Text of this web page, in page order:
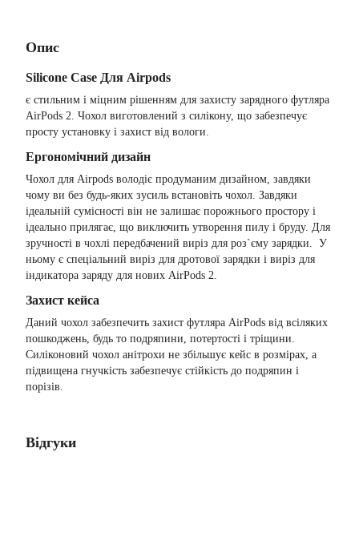
Опис
Silicone Case Для Airpods
є стильним і міцним рішенням для захисту зарядного футляра
AirPods 2. Чохол виготовлений з силікону, що забезпечує
просту установку і захист від вологи.
Ергономічний дизайн
Чохол для Airpods володіє продуманим дизайном, завдяки
чому ви без будь-яких зусиль встановіть чохол. Завдяки
ідеальній сумісності він не залишає порожнього простору і
ідеально прилягає, що виключить утворення пилу і бруду. Для
зручності в чохлі передбачений виріз для роз`єму зарядки. У
ньому є спеціальний виріз для дротової зарядки і виріз для
індикатора заряду для нових AirPods 2.
Захист кейса
Даний чохол забезпечить захист футляра AirPods від всіляких
пошкоджень, будь то подряпини, потертості і тріщини.
Силіконовий чохол анітрохи не збільшує кейс в розмірах, а
підвищена гнучкість забезпечує стійкість до подряпин і
порізів.
Відгуки